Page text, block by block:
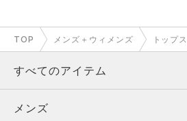
TOP メンズ＋ウィメンズ トップス
すべてのアイテム
メンズ
メンズ